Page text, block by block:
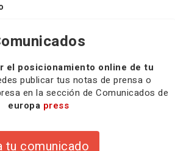
el posicionamiento online de tu
publicar tus notas de prensa o
en la sección de Comunicados de
europa press
tu comunicado